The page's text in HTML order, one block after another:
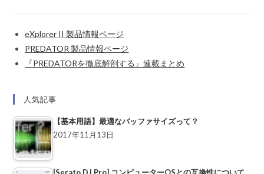
eXplorer II 製品情報ページ
PREDATOR 製品情報ページ
『PREDATORを徹底解剖する』連載まとめ
人気記事
【基本用語】最適なバッファサイズって？
2017年11月13日